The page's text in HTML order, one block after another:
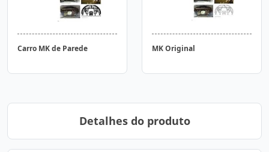
Carro MK de Parede MK Original
Detalhes do produto